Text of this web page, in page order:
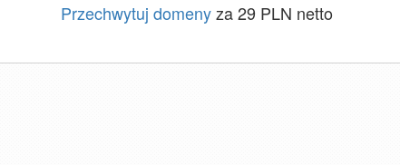
Przechwytuj domenyza 29 PLN netto